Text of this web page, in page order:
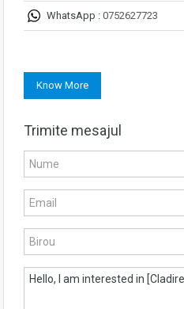
WhatsApp : 0752627723
Know More
Trimite mesajul